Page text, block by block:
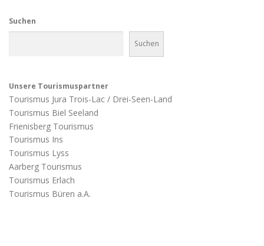
Suchen
Suchen
Unsere Tourismuspartner
Tourismus Jura Trois-Lac / Drei-Seen-Land
Tourismus Biel Seeland
Frienisberg Tourismus
Tourismus Ins
Tourismus Lyss
Aarberg Tourismus
Tourismus Erlach
Tourismus Büren a.A.